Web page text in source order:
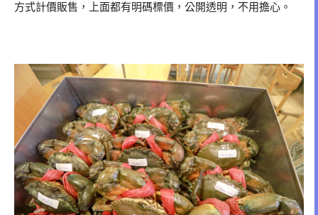
方式計價販售，上面都有明碼標價，公開透明，不用擔心。